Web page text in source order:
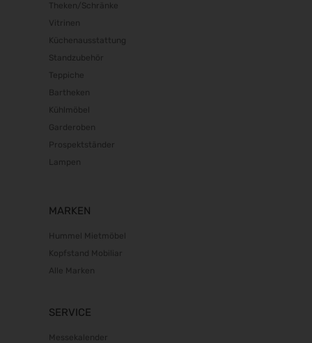
Theken/Schränke
Vitrinen
Küchenausstattung
Standzubehör
Teppiche
Bartheken
Kühlmöbel
Garderoben
Prospektständer
Lampen
MARKEN
Hummel Mietmöbel
Kopfstand Mobiliar
Alle Marken
SERVICE
Messekalender